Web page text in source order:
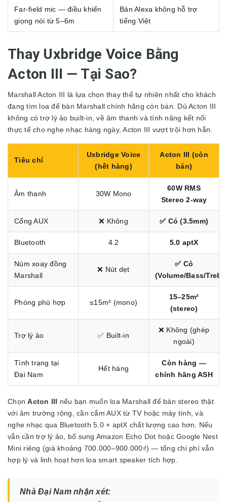
Far-field mic — điều khiển
giọng nói từ 5–6m
Bản Alexa không hỗ trợ
tiếng Việt
Thay Uxbridge Voice Bằng
Acton III — Tại Sao?
Marshall Acton III là lựa chọn thay thế tự nhiên nhất cho khách
đang tìm loa để bàn Marshall chính hãng còn bán. Dù Acton III
không có trợ lý ảo built-in, về âm thanh và tính năng kết nối
thực tế cho nghe nhạc hàng ngày, Acton III vượt trội hơn hẳn.
Tiêu chí
Uxbridge Voice
(hết hàng)
Acton III (còn
bán)
Âm thanh 30W Mono
60W RMS
Stereo 2-way
Cổng AUX ❌ Không ✅ Có (3.5mm)
Bluetooth 4.2 5.0 aptX
Núm xoay đồng
Marshall
❌ Nút dẹt
✅ Có
(Volume/Bass/
Phòng phù hợp ≤15m² (mono)
15–25m²
(stereo)
Trợ lý ảo ✅ Built-in
❌ Không (ghép
ngoài)
Tình trạng tại
Đại Nam
Hết hàng
Còn hàng —
chính hãng ASH
ChọnActon III nếu bạn muốn loa Marshall để bàn stereo thật
với âm trường rộng, cần cắm AUX từ TV hoặc máy tính, và
nghe nhạc qua Bluetooth 5.0 + aptX chất lượng cao hơn. Nếu
vẫn cần trợ lý ảo, bổ sung Amazon Echo Dot hoặc Google Nest
Mini riêng (giá khoảng 700.000–900.000₫) — tổng chi phí vẫn
hợp lý và linh hoạt hơn loa smart speaker tích hợp.
Nhà Đại Nam nhận xét: